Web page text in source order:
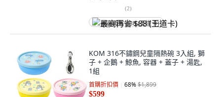
(2)
最高再省 $88 (王道卡)
KOM 316不鏽鋼兒童隔熱碗 3入組, 獅
子 + 企鵝 + 鯨魚, 容器 + 蓋子 + 湯匙,
1組
首購折扣價 68%$1,899
$599